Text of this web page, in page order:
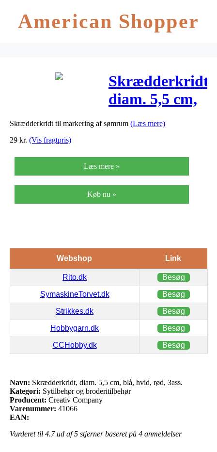
American Shopper
Skrædderkridt,
diam. 5,5 cm,
blå, hvid, rød,
Skrædderkridt til markering af sømrum (Læs mere)
29 kr. (Vis fragtpris)
Læs mere »
Køb nu »
Webshop Link
Rito.dk Besøg
SymaskineTorvet.dk Besøg
Strikkes.dk Besøg
Hobbygarn.dk Besøg
CCHobby.dk Besøg
Navn: Skrædderkridt, diam. 5,5 cm, blå, hvid, rød, 3ass.
Kategori: Sytilbehør og broderitilbehør
Producent: Creativ Company
Varenummer: 41066
EAN:
Vurderet til 4.7ud af 5 stjerner baseret på 4 anmeldelser